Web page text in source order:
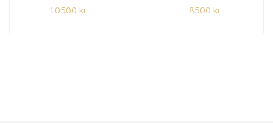
10500 kr
8500 kr